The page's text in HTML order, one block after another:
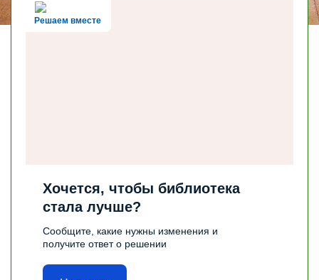
Решаем вместе
Хочется, чтобы библиотека
стала лучше?
Сообщите, какие нужны изменения и
получите ответ о решении